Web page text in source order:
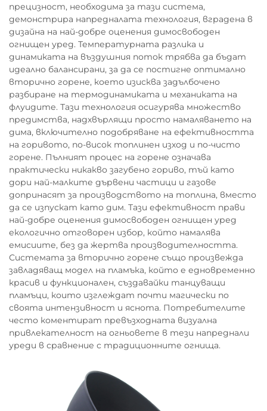
прецизност, необходима за тази система,
демонстрира напредналата технология, вградена в
дизайна на най-добре оценения димосвободен
огнищен уред. Температурната разлика и
динамиката на въздушния поток трябва да бъдат
идеално балансирани, за да се постигне оптимално
вторично горене, което изисква задълбочено
разбиране на термодинамиката и механиката на
флуидите. Тази технология осигурява множество
предимства, надхвърлящи просто намаляването на
дима, включително подобряване на ефективността
на горивото, по-висок топлинен изход и по-чисто
горене. Пълният процес на горене означава
практически никакво загубено гориво, тъй като
дори най-малките дървени частици и газове
допринасят за производството на топлина, вместо
да се изпускат като дим. Тази ефективност прави
най-добре оценения димосвободен огнищен уред
екологично отговорен избор, който намалява
емисиите, без да жертва производителността.
Системата за вторично горене също произвежда
завладяващ модел на пламъка, който е едновременно
красив и функционален, създавайки танцуващи
пламъци, които изглеждат почти магически по
своята интензивност и яснота. Потребителите
често коментират превъзходната визуална
привлекателност на огньовете в тези напреднали
уреди в сравнение с традиционните огнища.